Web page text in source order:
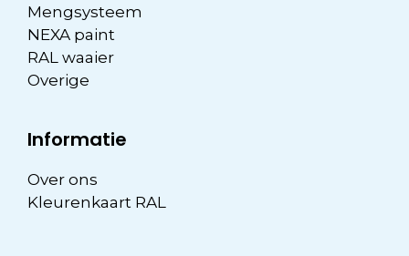
Mengsysteem
NEXA paint
RAL waaier
Overige
Informatie
Over ons
Kleurenkaart RAL